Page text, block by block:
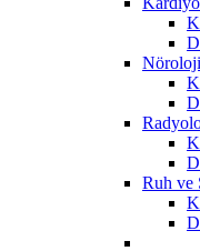
Nöroloji
Ruh ve